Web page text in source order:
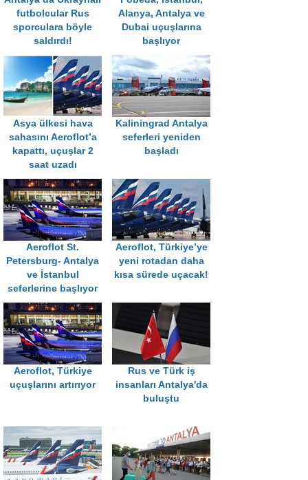
futbolcular Rus
sporculara böyle
saldırdı!
Alanya, Antalya ve
Dubai uçuşlarına
başlıyor
Asya ülkesi hava
sahasını Aeroflot’a
kapattı, uçuşlar 2
saat uzadı
Kaliningrad Antalya
seferleri yeniden
başladı
Aeroflot St.
Petersburg- Antalya
ve İstanbul
seferlerine başlıyor
Aeroflot, Türkiye’ye
yeni rotadan daha
kısa sürede uçacak!
Aeroflot, Türkiye
uçuşlarını artırıyor
Rus ve Türk iş
insanları Antalya'da
buluştu